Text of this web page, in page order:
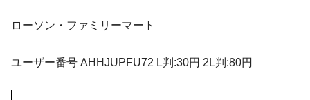
ローソン・ファミリーマート
ユーザー番号 AHHJUPFU72 L判:30円 2L判:80円